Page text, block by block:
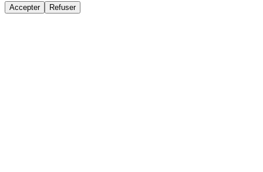
Accepter Refuser